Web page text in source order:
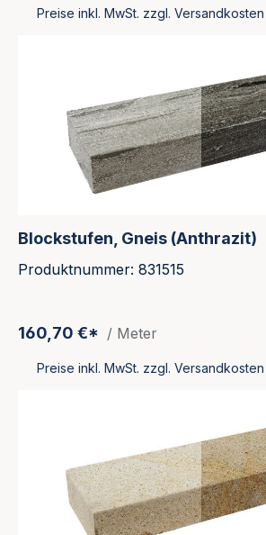
Preise inkl. MwSt. zzgl. Versandkosten
Blockstufen, Gneis (Anthrazit)
Produktnummer: 831515
160,70 €* / Meter
Preise inkl. MwSt. zzgl. Versandkosten